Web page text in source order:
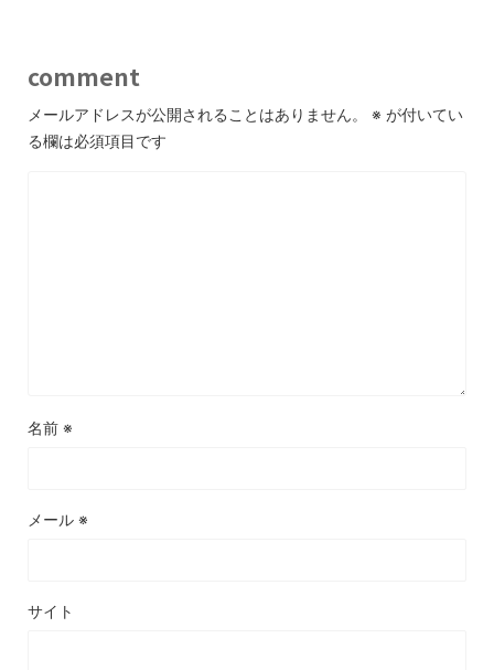
comment
メールアドレスが公開されることはありません。 ※ が付いてい
る欄は必須項目です
名前 ※
メール ※
サイト